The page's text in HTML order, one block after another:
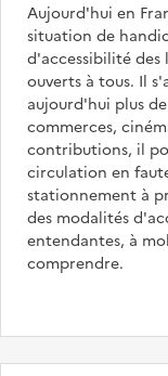
Aujourd'hui en
situation de
d'accessibilité des
ouverts à tous. Il
aujourd'hui plus
commerces,
contributions, il
circulation en
stationnement à
des modalités
entendantes, à
comprendre.